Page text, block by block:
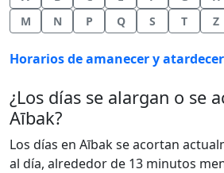
M
N P Q S T Z
Horarios de amanecer y
¿Los días se alargan o se
Aībak?
Los días en Aībak se acortan
al día, alrededor de 13 minutos